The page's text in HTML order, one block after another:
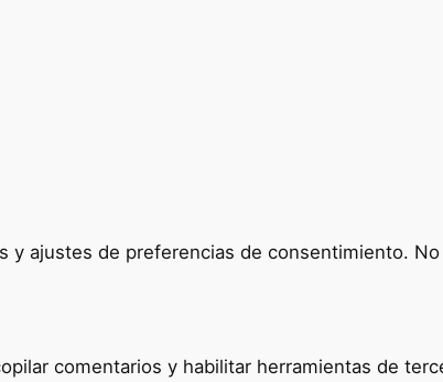
ajustes de preferencias de consentimiento.
comentarios y habilitar herramientas de